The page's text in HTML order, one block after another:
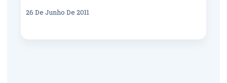
26 De Junho De 2011